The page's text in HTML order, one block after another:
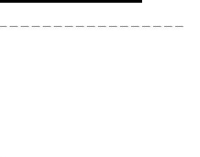
－－－－－－－－－－－－－－－－